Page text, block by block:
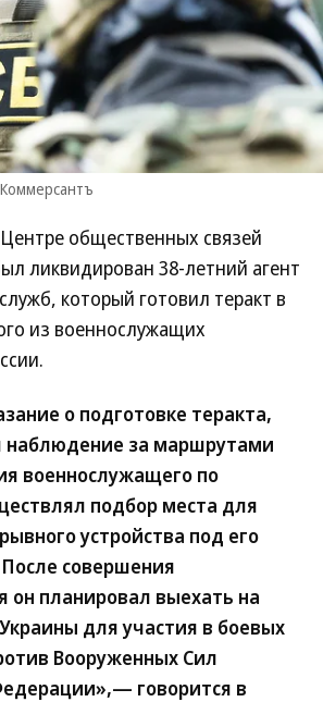
общественных связей
ликвидирован 38-летний агент
который готовил теракт в
из военнослужащих
о подготовке теракта,
наблюдение за маршрутами
военнослужащего по
подбор места для
устройства под его
совершения
он планировал выехать на
для участия в боевых
Вооруженных Сил
говорится в